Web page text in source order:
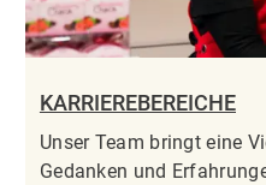
KARRIEREBEREICHE
Unser Team bringt eine
Gedanken und